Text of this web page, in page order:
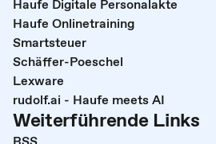
Haufe Digitale Personalakte
Haufe Onlinetraining
Smartsteuer
Schäffer-Poeschel
Lexware
rudolf.ai - Haufe meets AI
Weiterführende Links